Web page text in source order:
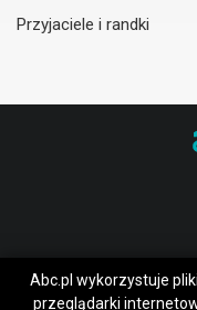
Przyjaciele i randki
Abc.pl wykorzystuje
przeglądarki